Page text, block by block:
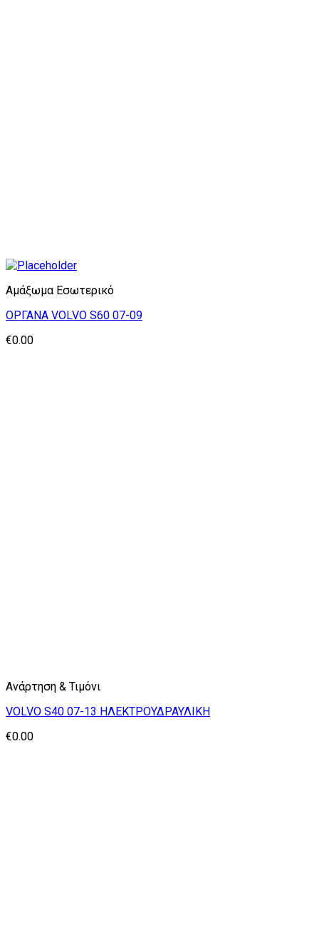
Αμάξωμα Εσωτερικό
OPΓΑΝΑ VOLVO S60 07-09
€0.00
Ανάρτηση & Τιμόνι
VOLVO S40 07-13 ΗΛΕΚΤΡΟΥΔΡΑΥΛΙΚΗ
€0.00